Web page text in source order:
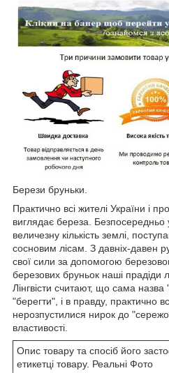
Берези бруньки.
Практично всі жителі України і
виглядає береза. Безпосередньо
величезну кількість землі,
сосновим лісам. З давніх-давен
свої сили за допомогою
березових бруньок наші прадіди
Лінгвісти считают, що сама
"берегти", і в правду, практично
нерозпустилися нирок до
властивості.
Опис товару та спосіб його
етикетці товару. Реальні Фото